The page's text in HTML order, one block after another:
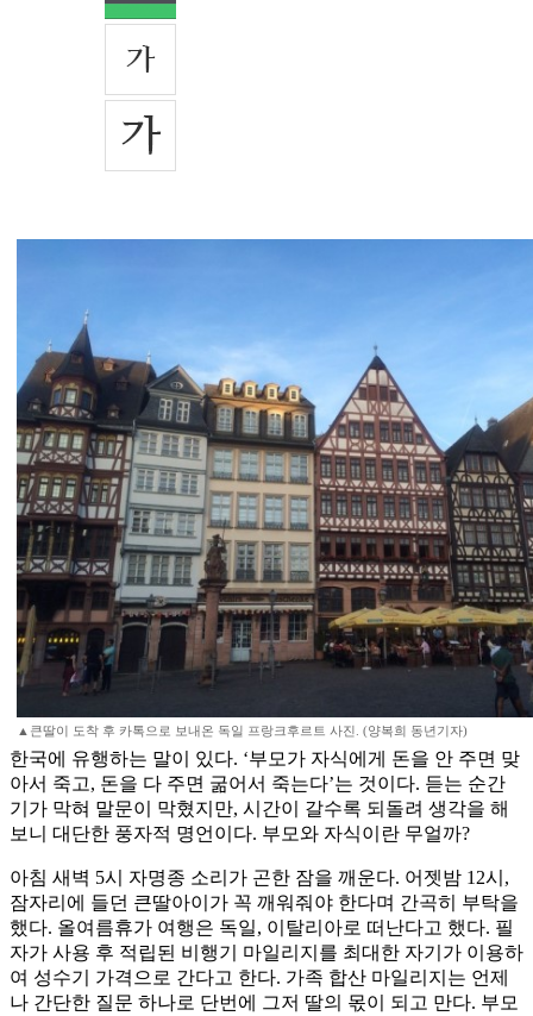
▲큰딸이 도착 후 카톡으로 보내온 독일 프랑크후르트 사진. (양복희 동년기자)
한국에 유행하는 말이 있다. ‘부모가 자식에게 돈을 안 주면 맞
아서 죽고, 돈을 다 주면 굶어서 죽는다’는 것이다. 듣는 순간
기가 막혀 말문이 막혔지만, 시간이 갈수록 되돌려 생각을 해
보니 대단한 풍자적 명언이다. 부모와 자식이란 무얼까?
아침 새벽 5시 자명종 소리가 곤한 잠을 깨운다. 어젯밤 12시,
잠자리에 들던 큰딸아이가 꼭 깨워줘야 한다며 간곡히 부탁을
했다. 올여름휴가 여행은 독일, 이탈리아로 떠난다고 했다. 필
자가 사용 후 적립된 비행기 마일리지를 최대한 자기가 이용하
여 성수기 가격으로 간다고 한다. 가족 합산 마일리지는 언제
나 간단한 질문 하나로 단번에 그저 딸의 몫이 되고 만다. 부모